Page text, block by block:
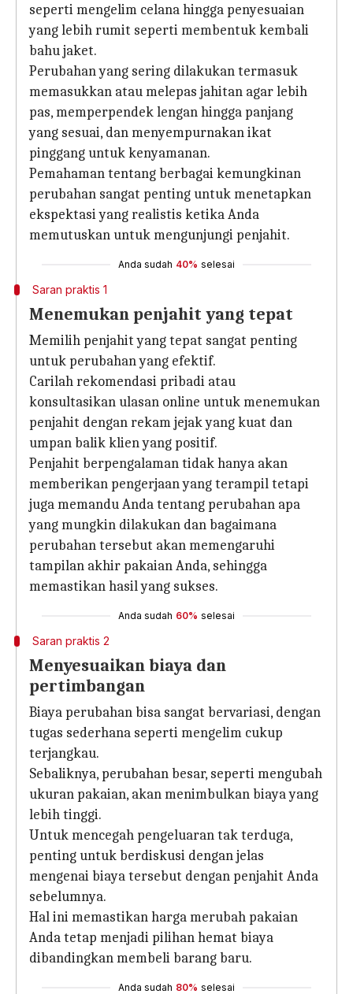
seperti mengelim celana hingga penyesuaian
yang lebih rumit seperti membentuk kembali
bahu jaket.
Perubahan yang sering dilakukan termasuk
memasukkan atau melepas jahitan agar lebih
pas, memperpendek lengan hingga panjang
yang sesuai, dan menyempurnakan ikat
pinggang untuk kenyamanan.
Pemahaman tentang berbagai kemungkinan
perubahan sangat penting untuk menetapkan
ekspektasi yang realistis ketika Anda
memutuskan untuk mengunjungi penjahit.
Anda sudah 40% selesai
Saran praktis 1
Menemukan penjahit yang tepat
Memilih penjahit yang tepat sangat penting
untuk perubahan yang efektif.
Carilah rekomendasi pribadi atau
konsultasikan ulasan online untuk menemukan
penjahit dengan rekam jejak yang kuat dan
umpan balik klien yang positif.
Penjahit berpengalaman tidak hanya akan
memberikan pengerjaan yang terampil tetapi
juga memandu Anda tentang perubahan apa
yang mungkin dilakukan dan bagaimana
perubahan tersebut akan memengaruhi
tampilan akhir pakaian Anda, sehingga
memastikan hasil yang sukses.
Anda sudah 60% selesai
Saran praktis 2
Menyesuaikan biaya dan
pertimbangan
Biaya perubahan bisa sangat bervariasi, dengan
tugas sederhana seperti mengelim cukup
terjangkau.
Sebaliknya, perubahan besar, seperti mengubah
ukuran pakaian, akan menimbulkan biaya yang
lebih tinggi.
Untuk mencegah pengeluaran tak terduga,
penting untuk berdiskusi dengan jelas
mengenai biaya tersebut dengan penjahit Anda
sebelumnya.
Hal ini memastikan harga merubah pakaian
Anda tetap menjadi pilihan hemat biaya
dibandingkan membeli barang baru.
Anda sudah 80% selesai